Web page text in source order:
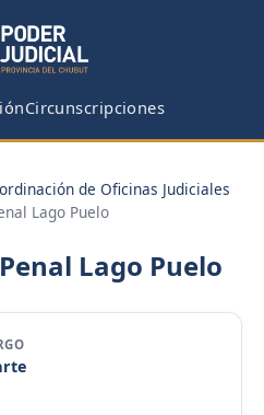
Circunscripciones
de Oficinas Judiciales
Lago Puelo
Lago Puelo